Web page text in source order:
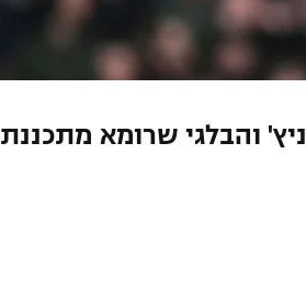
והבלגי שרומא מתכננת